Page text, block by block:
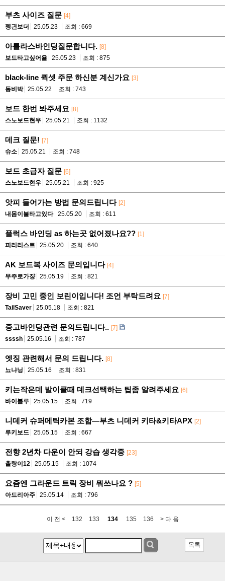
부츠 사이즈 질문 [4]
펭긘보더
25.05.23 조회 : 669
아틀라스바인딩질문합니다. [8]
보드타고싶어욜
25.05.23 조회 : 875
black-line 퀵셋 주문 하신분 계신가요 [3]
동비박
25.05.22 조회 : 743
보드 한번 봐주세요 [8]
스노보드현우
25.05.21 조회 : 1132
데크 질문! [7]
슈소
25.05.21 조회 : 748
보드 초급자 질문 [6]
스노보드현우
25.05.21 조회 : 925
앗피 들어가는 방법 문의드립니다 [2]
내몸이불타고있다
25.05.20 조회 : 611
플럭스 바인딩 as 하는곳 없어졌나요?? [1]
피리리스트
25.05.20 조회 : 640
AK 보드복 사이즈 문의입니다 [4]
무주로가쟝
25.05.19 조회 : 821
장비 고민 중인 보린이입니다! 조언 부탁드려요 [7]
TailSaver
25.05.18 조회 : 821
중고바인딩관련 문의드립니다.. [7]
ssssh
25.05.16 조회 : 787
엣징 관련해서 문의 드립니다. [8]
뇨냐닝
25.05.16 조회 : 831
키는작은데 발이클때 데크선택하는 팁좀 알려주세요 [6]
바이블루
25.05.15 조회 : 719
니데커 슈퍼메틱카본 조합—부츠 니데커 키타&키타APX [2]
루키보드
25.05.15 조회 : 667
전향 2년차 다운이 안되 강습 생각중 [23]
촐랑이12
25.05.15 조회 : 1074
요즘엔 그라운드 트릭 장비 뭐쓰나요 ? [5]
아드리아주
25.05.14 조회 : 796
이 전 < 132 133 134 135 136 > 다 음
목록